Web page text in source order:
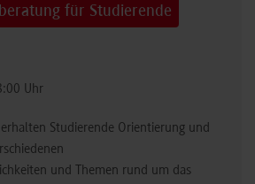
für Studierende
Uhr
Studierende Orientierung und
und Themen rund um das